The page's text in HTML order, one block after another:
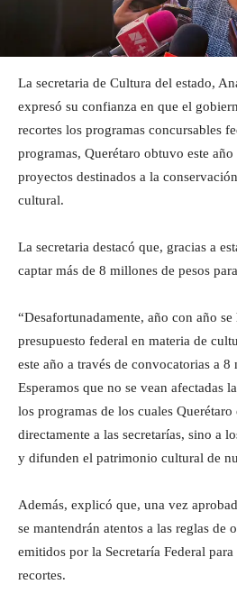
La secretaria de Cultura del estado,
expresó su confianza en que el
recortes los programas concursables
programas, Querétaro obtuvo este
proyectos destinados a la
cultural.
La secretaria destacó que, gracias a
captar más de 8 millones de pesos
“Desafortunadamente, año con año
presupuesto federal en materia de
este año a través de convocatorias a 8
Esperamos que no se vean afectadas
los programas de los cuales
directamente a las secretarías, sino a
y difunden el patrimonio cultural de
Además, explicó que, una vez
se mantendrán atentos a las reglas de
emitidos por la Secretaría Federal
recortes.